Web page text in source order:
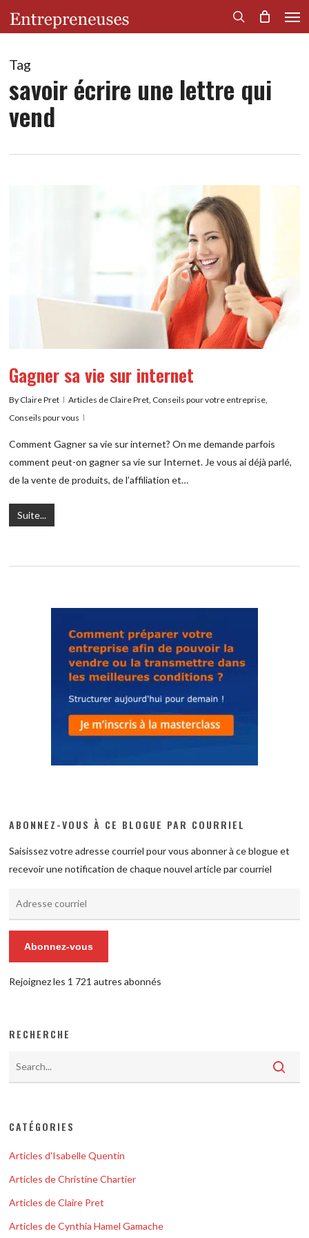
content
search
Tag
savoir écrire une lettre qui
vend
Gagner sa vie sur internet
By Claire Pret Articles de Claire Pret, Conseils pour votre entreprise,
Conseils pour vous
Comment Gagner sa vie sur internet? On me demande parfois
comment peut-on gagner sa vie sur Internet. Je vous ai déjà parlé,
de la vente de produits, de l’affiliation et…
Suite...
ABONNEZ-VOUS À CE BLOGUE PAR COURRIEL
Saisissez votre adresse courriel pour vous abonner à ce blogue et
recevoir une notification de chaque nouvel article par courriel
Abonnez-vous
Rejoignez les 1 721 autres abonnés
RECHERCHE
CATÉGORIES
Articles d'Isabelle Quentin
Articles de Christine Chartier
Articles de Claire Pret
Articles de Cynthia Hamel Gamache